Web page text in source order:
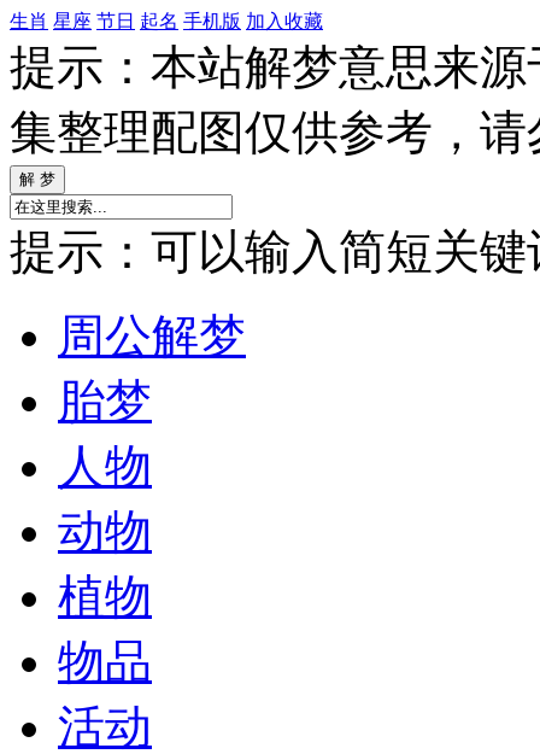
生肖 星座 节日 起名 手机版 加入收藏
提示：本站解梦意思来
集整理配图仅供参考，
提示：可以输入简短关键
周公解梦
胎梦
人物
动物
植物
物品
活动